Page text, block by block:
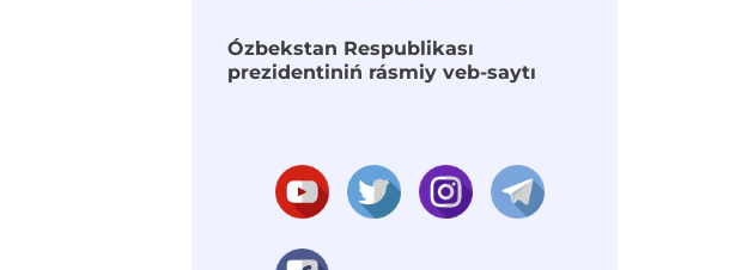
Ózbekstan Respublikası
prezidentiniń rásmiy veb-saytı